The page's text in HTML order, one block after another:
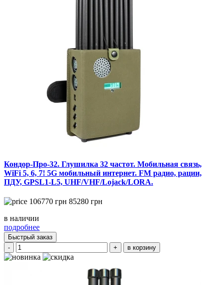
Кондор-Про-32. Глушилка 32 частот. Мобильная связь,
WiFi 5, 6, 7! 5G мобильный интернет. FM радио, рации,
ПДУ, GPSL1-L5, UHF/VHF/Lojack/LORA.
106770 грн 85280 грн
в наличии
подробнее
Быстрый заказ
-
+ в корзину